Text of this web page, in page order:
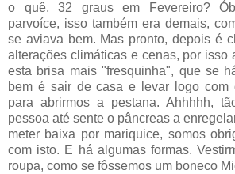
o quê, 32 graus em Fevereiro?
parvoíce, isso também era demais,
se aviava bem. Mas pronto, depois é
alterações climáticas e cenas, por isso
esta brisa mais "fresquinha", que se
bem é sair de casa e levar logo com
para abrirmos a pestana. Ahhhhh,
pessoa até sente o pâncreas a
meter baixa por mariquice, somos
com isto. E há algumas formas.
roupa, como se fôssemos um boneco